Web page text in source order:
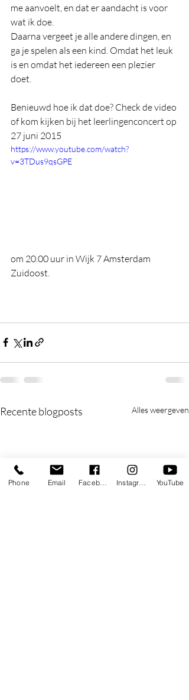
me aanvoelt, en dat er aandacht is voor
wat ik doe.
Daarna vergeet je alle andere dingen, en
ga je spelen als een kind. Omdat het leuk
is en omdat het iedereen een plezier
doet.
Benieuwd hoe ik dat doe? Check de video
of kom kijken bij het leerlingenconcert op
27 juni 2015
https://www.youtube.com/watch?
v=3TDus9qsGPE
om 20.00 uur in Wijk 7 Amsterdam
Zuidoost.
Recente blogposts Alles weergeven
Phone Email YouTube